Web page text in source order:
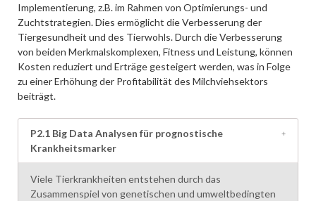
Implementierung, z.B. im Rahmen von Optimierungs- und
Zuchtstrategien. Dies ermöglicht die Verbesserung der
Tiergesundheit und des Tierwohls. Durch die Verbesserung
von beiden Merkmalskomplexen, Fitness und Leistung, können
Kosten reduziert und Erträge gesteigert werden, was in Folge
zu einer Erhöhung der Profitabilität des Milchviehsektors
beiträgt.
P2.1 Big Data Analysen für prognostische
Krankheitsmarker
Viele Tierkrankheiten entstehen durch das
Zusammenspiel von genetischen und umweltbedingten